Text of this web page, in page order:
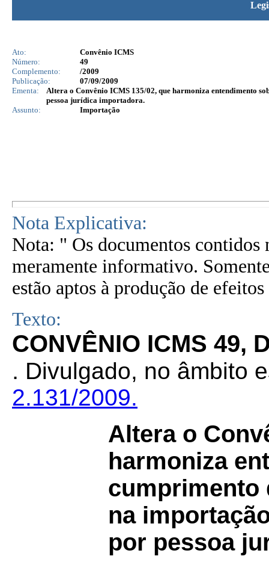
Ato:
Convênio ICMS
Número:
49
Complemento:
/2009
Publicação:
07/09/2009
Ementa:
Altera o Convênio ICMS 135/02, que harmoniza entendimento
pessoa jurídica importadora.
Assunto:
Importação
Nota Explicativa:
Nota: " Os documentos contidos
meramente informativo.
estão aptos à produção de
Texto:
CONVÊNIO ICMS 49,
. Divulgado, no âmbito
2.131/2009.
Altera o
harmoniza
cumprimento
na
por pessoa